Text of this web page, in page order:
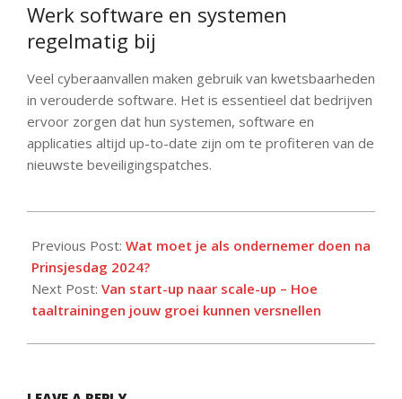
Werk software en systemen
regelmatig bij
Veel cyberaanvallen maken gebruik van kwetsbaarheden
in verouderde software. Het is essentieel dat bedrijven
ervoor zorgen dat hun systemen, software en
applicaties altijd up-to-date zijn om te profiteren van de
nieuwste beveiligingspatches.
10-
03
Previous Post: Wat moet je als ondernemer doen na
Prinsjesdag 2024?
Next Post: Van start-up naar scale-up – Hoe
taaltrainingen jouw groei kunnen versnellen